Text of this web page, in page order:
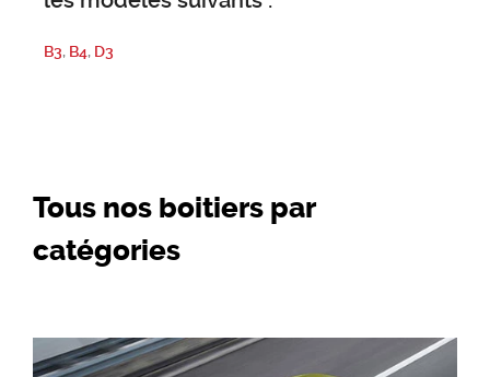
B3, B4, D3
Tous nos boitiers par
catégories